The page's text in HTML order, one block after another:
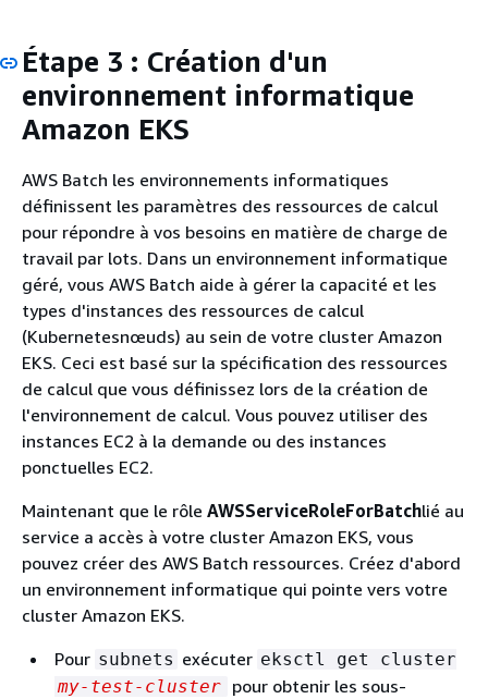
Étape 3 : Création d'un
environnement informatique
Amazon EKS
AWS Batch les environnements informatiques
définissent les paramètres des ressources de calcul
pour répondre à vos besoins en matière de charge de
travail par lots. Dans un environnement informatique
géré, vous AWS Batch aide à gérer la capacité et les
types d'instances des ressources de calcul
(Kubernetesnœuds) au sein de votre cluster Amazon
EKS. Ceci est basé sur la spécification des ressources
de calcul que vous définissez lors de la création de
l'environnement de calcul. Vous pouvez utiliser des
instances EC2 à la demande ou des instances
ponctuelles EC2.
Maintenant que le rôle AWSServiceRoleForBatchlié au
service a accès à votre cluster Amazon EKS, vous
pouvez créer des AWS Batch ressources. Créez d'abord
un environnement informatique qui pointe vers votre
cluster Amazon EKS.
Pour subnets exécuter eksctl get cluster
my-test-cluster pour obtenir les sous-